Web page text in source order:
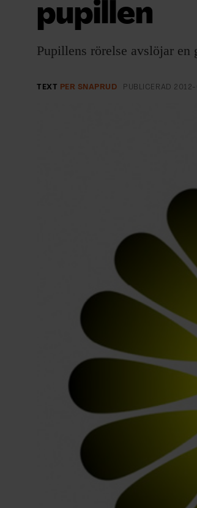
EVENEMANG &
SHOP
pupillen
Pupillens rörelse avslöjar
TEXT PER SNAPRUD PUBLICERAD